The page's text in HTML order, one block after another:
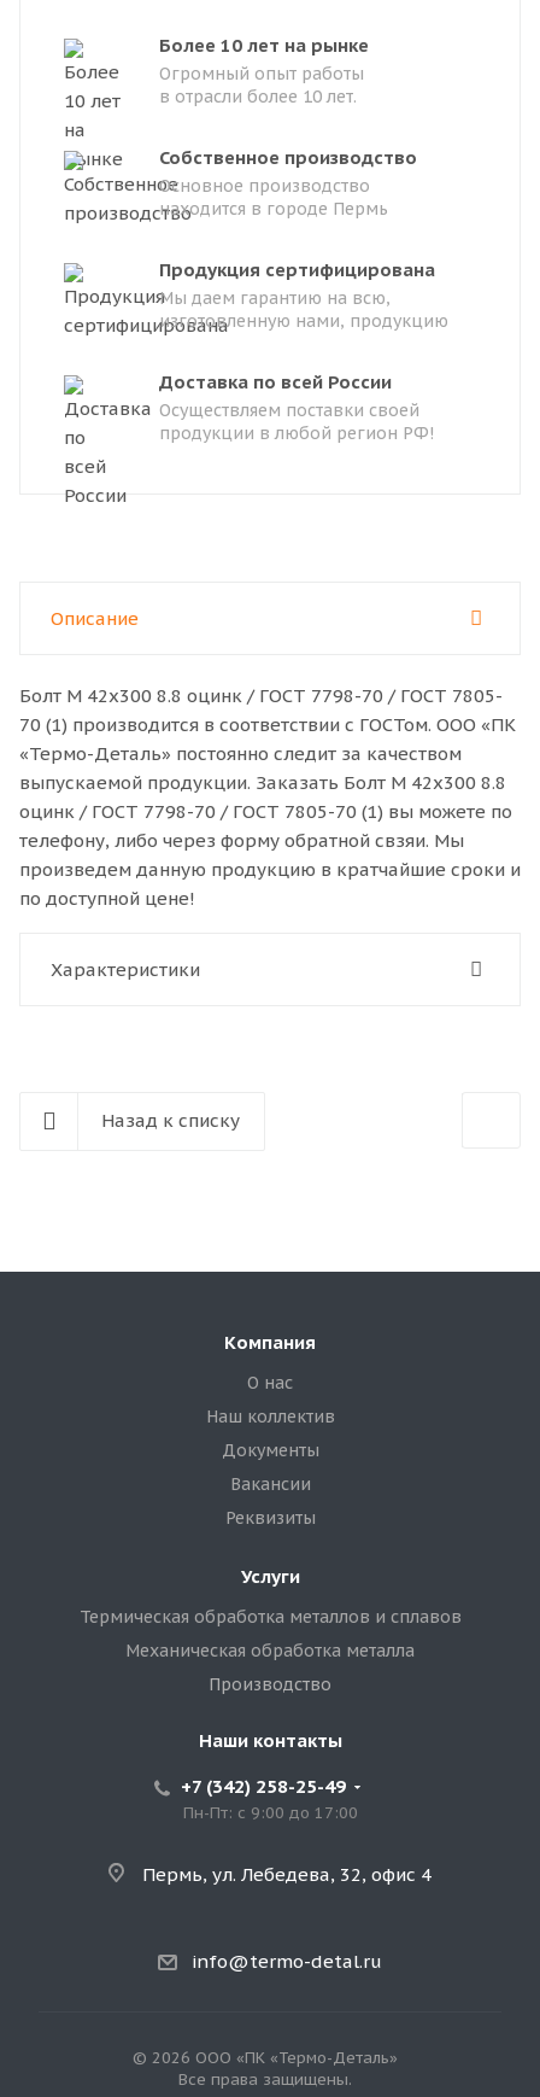
Более 10 лет на рынке
Огромный опыт работы
в отрасли более 10 лет.
Собственное производство
Основное производство
находится в городе Пермь
Продукция сертифицирована
Мы даем гарантию на всю,
изготовленную нами, продукцию
Доставка по всей России
Осуществляем поставки своей
продукции в любой регион РФ!
Описание
Болт M 42x300 8.8 оцинк / ГОСТ 7798-70 / ГОСТ 7805-
70 (1) производится в соответствии с ГОСТом. ООО «ПК
«Термо-Деталь» постоянно следит за качеством
выпускаемой продукции. Заказать Болт M 42x300 8.8
оцинк / ГОСТ 7798-70 / ГОСТ 7805-70 (1) вы можете по
телефону, либо через форму обратной свзяи. Мы
произведем данную продукцию в кратчайшие сроки и
по доступной цене!
Характеристики
Назад к списку
Компания
О нас
Наш коллектив
Документы
Вакансии
Реквизиты
Услуги
Термическая обработка металлов и сплавов
Механическая обработка металла
Производство
Наши контакты
+7 (342) 258-25-49
Пн-Пт: с 9:00 до 17:00
Пермь, ул. Лебедева, 32, офис 4
info@termo-detal.ru
© 2026 ООО «ПК «Термо-Деталь»
Все права защищены.